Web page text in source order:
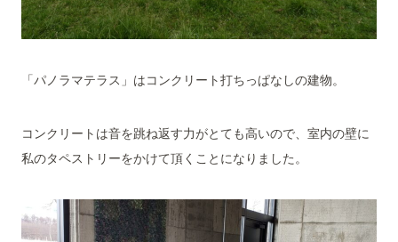
「パノラマテラス」はコンクリート打ちっぱなしの建物。
コンクリートは音を跳ね返す力がとても高いので、室内の壁に
私のタペストリーをかけて頂くことになりました。